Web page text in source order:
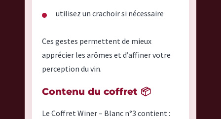
utilisez un crachoir si nécessaire
Ces gestes permettent de mieux
apprécier les arômes et d’affiner votre
perception du vin.
Contenu du coffret 📦
Le Coffret Winer – Blanc n°3 contient :